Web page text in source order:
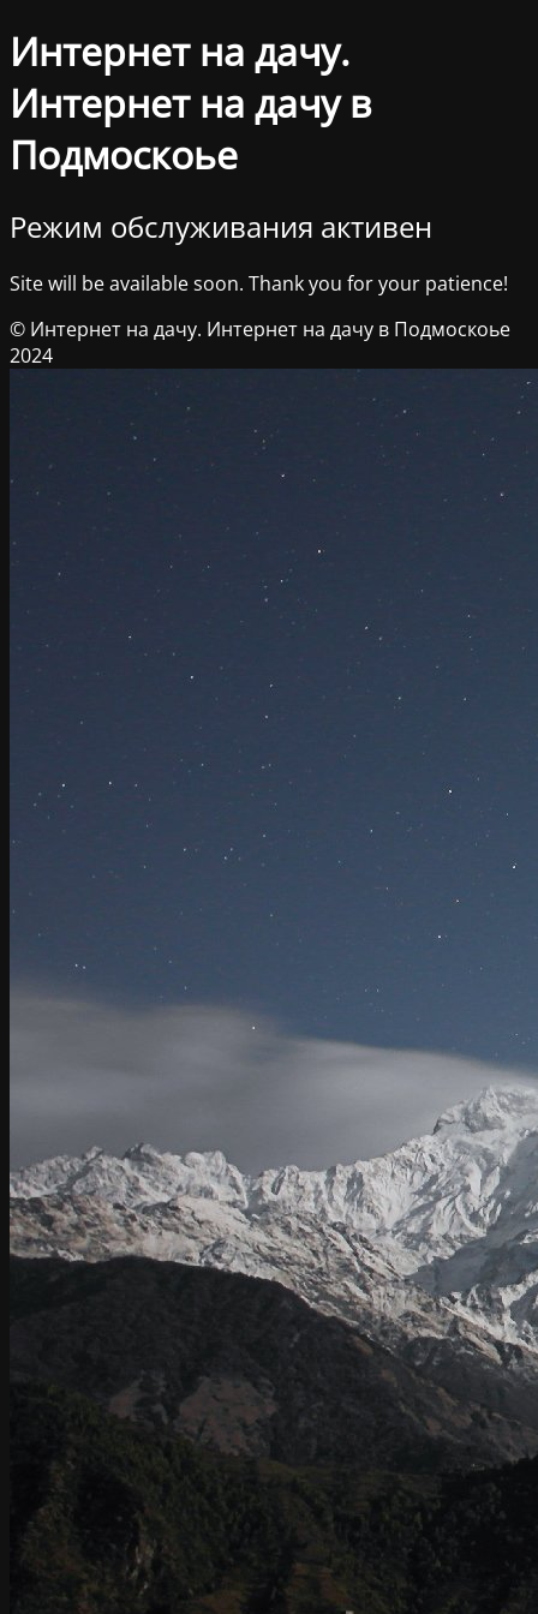
Интернет на дачу.
Интернет на дачу в
Подмоскоье
Режим обслуживания активен
Site will be available soon. Thank you for your patience!
© Интернет на дачу. Интернет на дачу в Подмоскоье
2024